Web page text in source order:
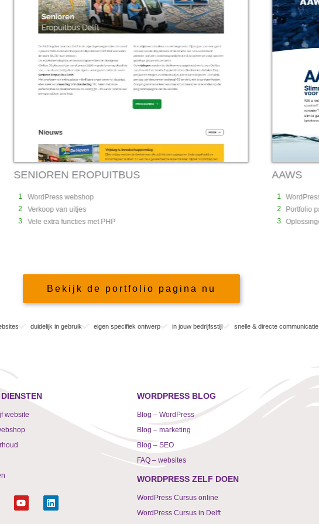
Bekijk de portfolio pagina nu
duidelijk in gebruik eigen specifiek ontwerp in jouw bedrijfsstijl snelle & directe communicatie
website
Y
o
L
i
WORDPRESS BLOG
Blog – WordPress
Blog – marketing
Blog – SEO
FAQ – websites
WORDPRESS ZELF DOEN
WordPress Cursus online
WordPress Cursus in Delft